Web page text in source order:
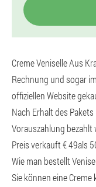
Creme Veniselle Aus
Rechnung und sogar
offiziellen Website
Nach Erhalt des
Vorauszahlung bezahlt
Preis verkauft € 49als
Wie man bestellt
Sie können eine